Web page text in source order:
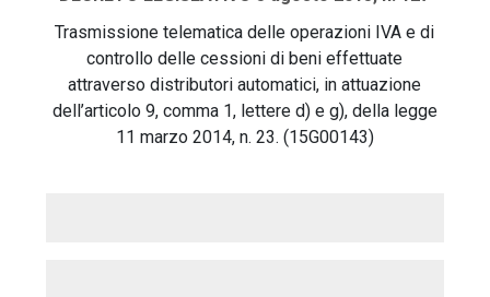
Trasmissione telematica delle operazioni IVA e di
controllo delle cessioni di beni effettuate
attraverso distributori automatici, in attuazione
dell’articolo 9, comma 1, lettere d) e g), della legge
11 marzo 2014, n. 23. (15G00143)